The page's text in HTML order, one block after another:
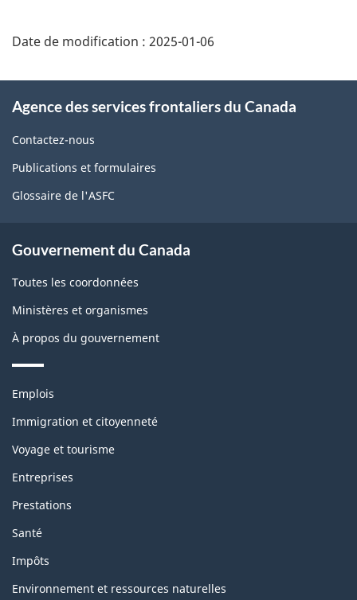
de
page
Date de modification : 2025-01-06
propos
de
ce
Agence des services frontaliers du Canada
Contactez-nous
Publications et formulaires
Glossaire de l'ASFC
Gouvernement du Canada
Toutes les coordonnées
Ministères et organismes
À propos du gouvernement
Thèmes
sujets
Emplois
Immigration et citoyenneté
Voyage et tourisme
Entreprises
Prestations
Santé
Impôts
Environnement et ressources naturelles